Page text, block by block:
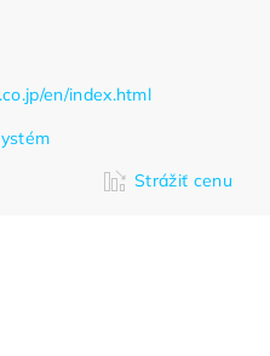
en/index.html
Strážiť cenu